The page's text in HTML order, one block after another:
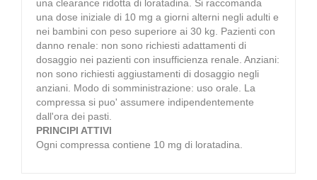
una clearance ridotta di loratadina. Si raccomanda
una dose iniziale di 10 mg a giorni alterni negli adulti e
nei bambini con peso superiore ai 30 kg. Pazienti con
danno renale: non sono richiesti adattamenti di
dosaggio nei pazienti con insufficienza renale. Anziani:
non sono richiesti aggiustamenti di dosaggio negli
anziani. Modo di somministrazione: uso orale. La
compressa si puo' assumere indipendentemente
dall'ora dei pasti.
PRINCIPI ATTIVI
Ogni compressa contiene 10 mg di loratadina.